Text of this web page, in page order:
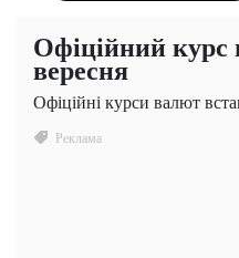
Офіційний
вересня
Офіційні курси валют